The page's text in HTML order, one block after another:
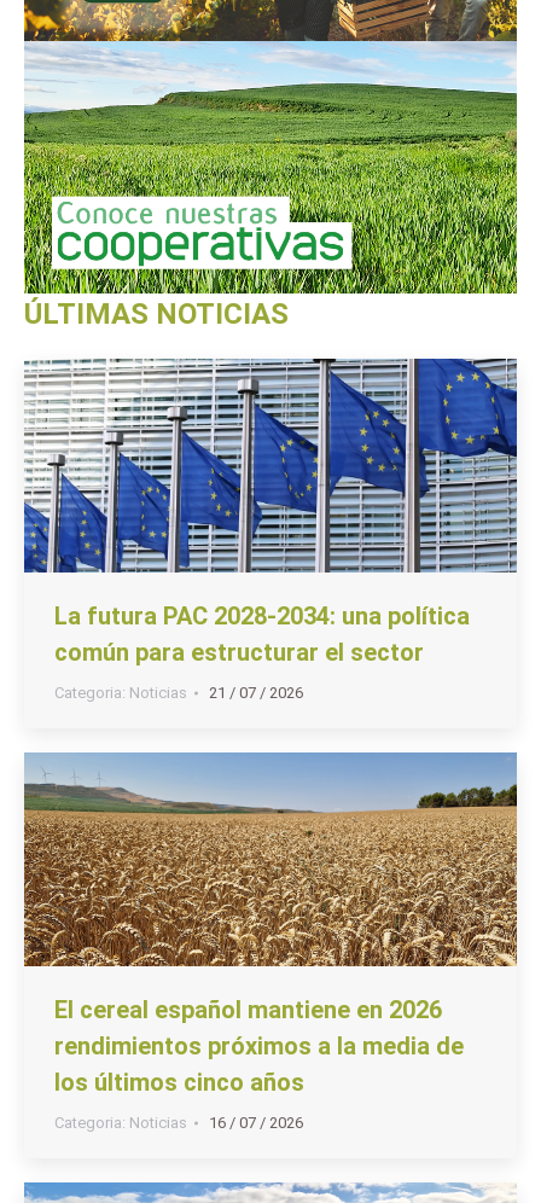
ÚLTIMAS NOTICIAS
La futura PAC 2028-2034: una política
común para estructurar el sector
Categoria: Noticias 21 / 07 / 2026
El cereal español mantiene en 2026
rendimientos próximos a la media de
los últimos cinco años
Categoria: Noticias 16 / 07 / 2026